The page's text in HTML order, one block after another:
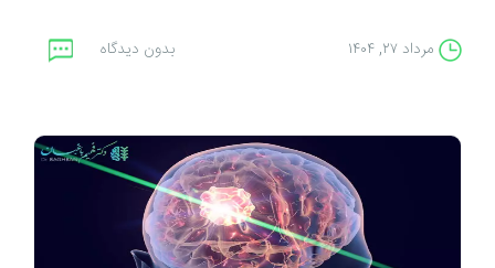
مرداد ۲۷, ۱۴۰۴ بدون دیدگاه